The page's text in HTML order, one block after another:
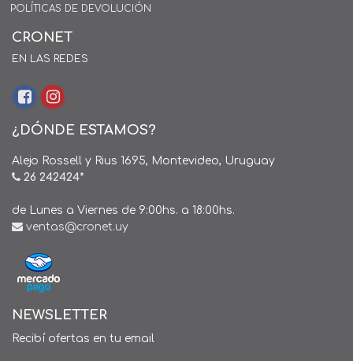
POLÍTICAS DE DEVOLUCIÓN
CRONET
EN LAS REDES
¿DÓNDE ESTAMOS?
Alejo Rossell y Rius 1695, Montevideo, Uruguay
26 242424*
de Lunes a Viernes de 9:00hs. a 18:00hs.
ventas@cronet.uy
NEWSLETTER
Recibí ofertas en tu email